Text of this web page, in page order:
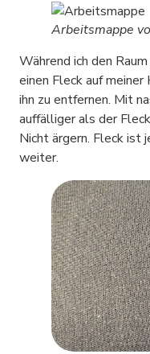
Arbeitsmappe
Während ich den
einen Fleck auf
ihn zu entfernen. Mit
auffälliger als der
Nicht ärgern. Fleck ist
weiter.